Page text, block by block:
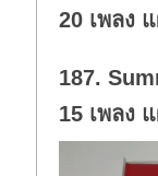
20 เพลง
187.
15 เพลง